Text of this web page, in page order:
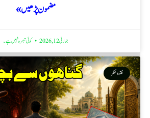
مضمون پڑھیں »
جولائی 12, 2026 کوئی تبصرہ نہیں ہے۔
نقد ونظر